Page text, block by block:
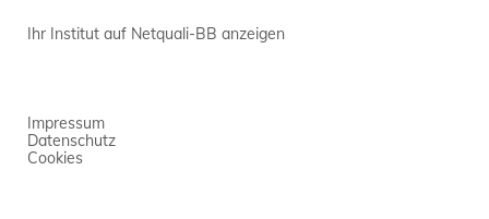
Ihr Institut auf Netquali-BB anzeigen
Impressum
Datenschutz
Cookies